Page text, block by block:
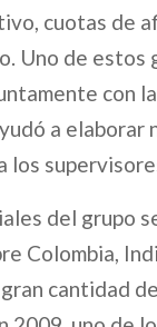
cuotas de
Uno de estos
con
a
los
del grupo
Colombia,
cantidad